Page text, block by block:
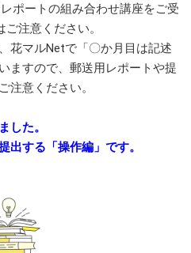
ポートの組み合わせ講座をご受
ご注意ください。
花マルNetで「〇か月目は記述
ますので、郵送用レポートや提
注意ください。
した。
出する「操作編」です。